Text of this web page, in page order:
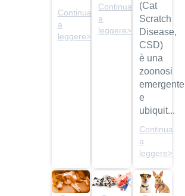
Continua
a
leggere>
Continua
a
leggere>
(Cat
Scratch
Disease,
CSD)
è una
zoonosi
emergente
e
ubiquit...
Continua
a
leggere>